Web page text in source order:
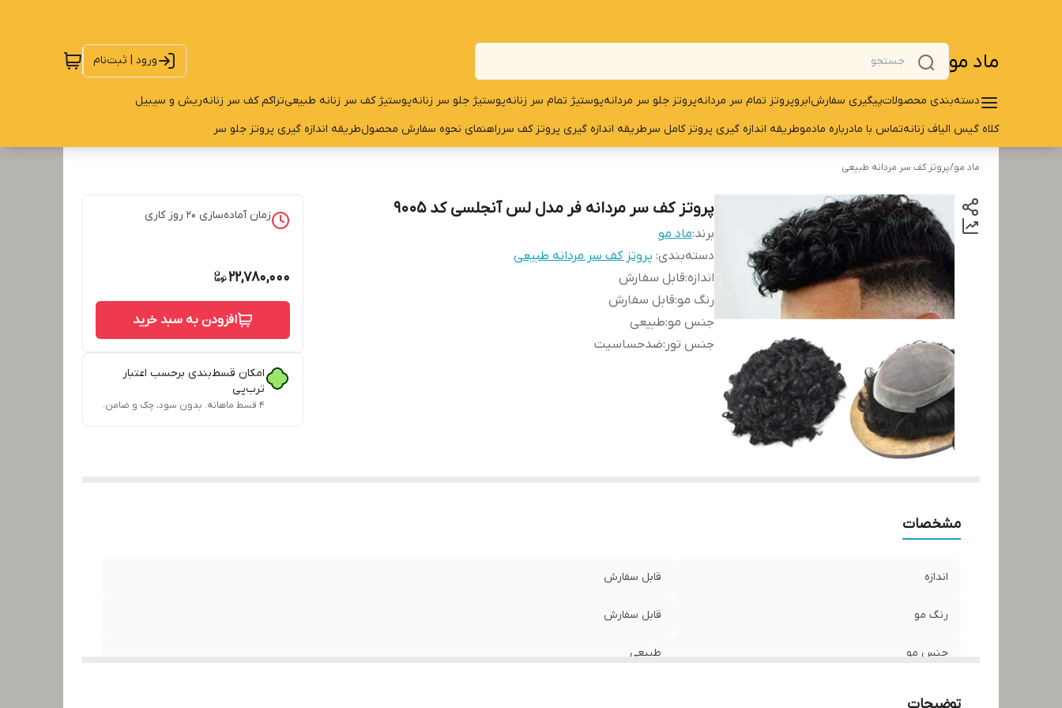
ماد مو ورود | ثبت‌نام
دسته‌بندی محصولاتپیگیری سفارشابروپروتز تمام سر مردانهپروتز جلو سر مردانهپوستیژ تمام سر زنانهپوستیژ جلو سر زنانهپوستیژ کف سر زنانه طبیعیتراکم کف سر زنانهریش و سیبیل
کلاه گیس الیاف زنانهتماس با مادرباره مادموطریقه اندازه گیری پروتز کامل سرطریقه اندازه گیری پروتز کف سرراهنمای نحوه سفارش محصولطریقه اندازه گیری پروتز جلو سر
ماد مو/پروتز کف سر مردانه طبیعی
پروتز کف سر مردانه فر مدل لس آنجلسی کد 9005
برند:ماد مو
دسته‌بندی: پروتز کف سر مردانه طبیعی
اندازه:قابل سفارش
رنگ مو:قابل سفارش
جنس مو:طبیعی
جنس تور :ضدحساسیت
زمان آماده‌سازی 20 روز کاری
22,780,000
افزودن به سبد خرید
امکان قسط‌بندی برحسب اعتبار
ترب‌پی
۴ قسط ماهانه. بدون سود، چک و ضامن.
مشخصات
اندازه قابل سفارش
رنگ مو قابل سفارش
جنس مو طبیعی